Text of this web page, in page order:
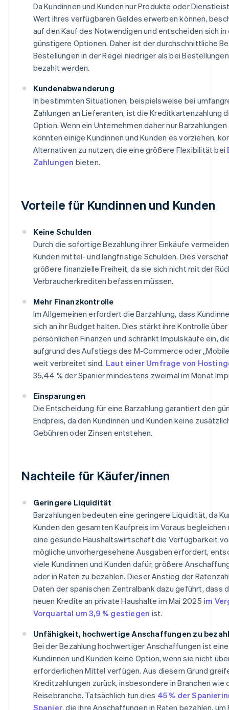
Da Kundinnen und Kunden nur Produkte oder
Wert ihres verfügbaren Geldes erwerben können,
auf den Kauf des Notwendigen und entscheiden sich in
günstigere Optionen. Daher ist der durchschnittliche
Bestellungen in der Regel niedriger als bei
bezahlt werden.
Kundenabwanderung
In bestimmten Situationen, beispielsweise bei
Zahlungen an Lieferanten, ist die Kreditkartenzahlung
Option. Wenn ein Unternehmen daher nur
könnten einige Kundinnen und Kunden es vorziehen,
Alternativen zu nutzen, die eine größere Flexibilität bei
Zahlungen bieten.
Vorteile für Kundinnen und Kunden
Keine Schulden
Durch die sofortige Bezahlung ihrer Einkäufe
Kunden mittel- und langfristige Schulden. Dies
größere finanzielle Freiheit, da sie sich nicht mit der
Verbraucherkrediten befassen müssen.
Mehr Finanzkontrolle
Im Allgemeinen erfordert die Barzahlung, dass
sich an ihr Budget halten. Dies stärkt ihre Kontrolle
persönlichen Finanzen und schränkt Impulskäufe ein,
aufgrund des Aufstiegs des M-Commerce oder
weit verbreitet sind. Laut einer Umfrage von
35,44 % der Spanier mindestens zweimal im Monat
Einsparungen
Die Entscheidung für eine Barzahlung garantiert den
Endpreis, da den Kundinnen und Kunden keine
Gebühren oder Zinsen entstehen.
Nachteile für Käufer/innen
Geringere Liquidität
Barzahlungen bedeuten eine geringere Liquidität, da
Kunden den gesamten Kaufpreis im Voraus begleichen
eine gesunde Haushaltswirtschaft die Verfügbarkeit
mögliche unvorhergesehene Ausgaben erfordert,
viele Kundinnen und Kunden dafür, größere
oder in Raten zu bezahlen. Dieser Anstieg der
Daten der spanischen Zentralbank dazu geführt, dass
neuen Kredite an private Haushalte im Mai 2025 im
Vorquartal um 3,9 % gestiegen ist.
Unfähigkeit, hochwertige Anschaffungen zu
Bei der Bezahlung hochwertiger Anschaffungen ist
Kundinnen und Kunden keine Option, wenn sie nicht
erforderlichen Mittel verfügen. Aus diesem Grund
Kreditzahlungen zurück, insbesondere in Branchen wie
Reisebranche. Tatsächlich tun dies 45 % der
Spanier, die ihre Anschaffungen in Raten bezahlen, um